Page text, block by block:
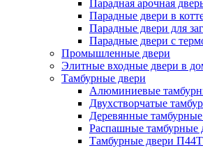
Парадная арочная
Парадные двери в
Парадные двери для
Парадные двери с
Промышленные двери
Элитные входные двери в
Тамбурные двери
Алюминиевые
Двухстворчатые
Деревянные
Распашные тамбурные
Тамбурные двери П44Т